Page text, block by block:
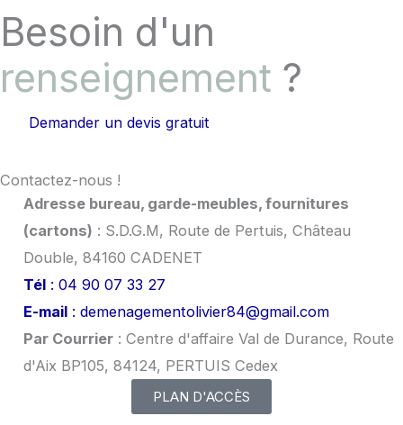
Besoin d'un
renseignement ?
Demander un devis gratuit
Contactez-nous !
Adresse bureau, garde-meubles, fournitures
(cartons) : S.D.G.M, Route de Pertuis, Château
Double, 84160 CADENET
Tél: 04 90 07 33 27
E-mail: demenagementolivier84@gmail.com
Par Courrier: Centre d'affaire Val de Durance, Route
d'Aix BP105, 84124, PERTUIS Cedex
PLAN D'ACCÈS